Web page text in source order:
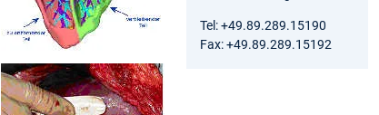
Tel: +49.89.289.15190
Fax: +49.89.289.15192